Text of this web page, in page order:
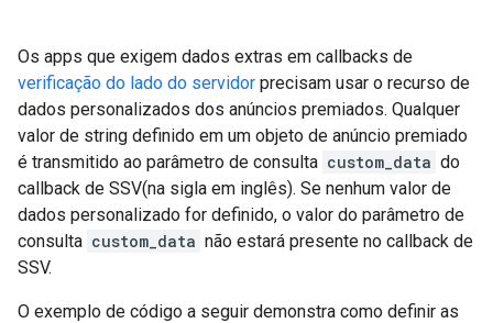
Os apps que exigem dados extras em callbacks de
verificação do lado do servidor precisam usar o recurso de
dados personalizados dos anúncios premiados. Qualquer
valor de string definido em um objeto de anúncio premiado
é transmitido ao parâmetro de consulta custom_data do
callback de SSV(na sigla em inglês). Se nenhum valor de
dados personalizado for definido, o valor do parâmetro de
consulta custom_data não estará presente no callback de
SSV.
O exemplo de código a seguir demonstra como definir as